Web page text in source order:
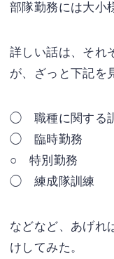
部隊勤務には大小
詳しい話は、それ
が、ざっと下記を
◯ 職種に関する
◯ 臨時勤務
○ 特別勤務
◯ 練成隊訓練
などなど、あげれ
けしてみた。